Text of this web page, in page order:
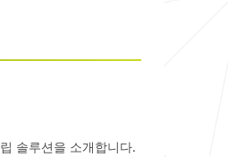
솔루션을 소개합니다.